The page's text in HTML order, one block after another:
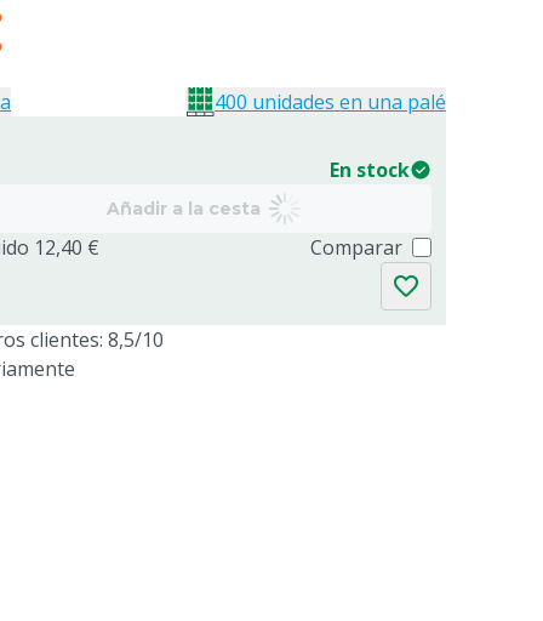
En stock
Añadir a la cesta
12,40 € Comparar
400 unidades en una palé
clientes: 8,5/10